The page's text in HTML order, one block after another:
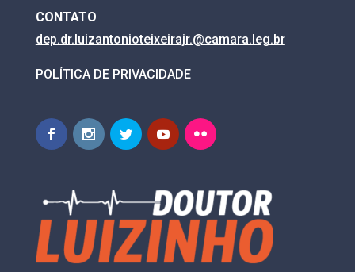
CONTATO
dep.dr.luizantonioteixeirajr.@camara.leg.br
POLÍTICA DE PRIVACIDADE